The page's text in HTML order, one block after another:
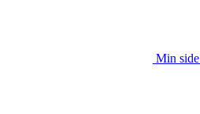
Min side